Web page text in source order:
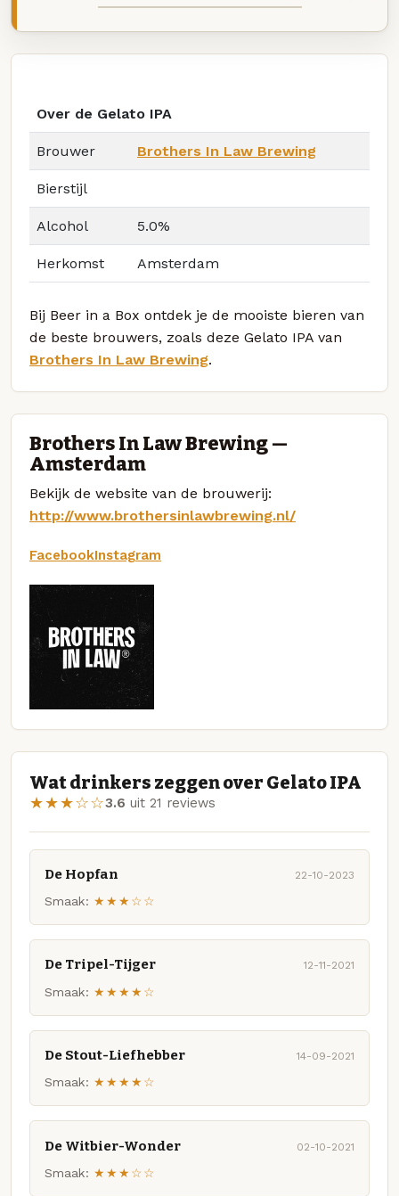
Over de Gelato IPA
Brouwer Brothers In Law Brewing
Bierstijl
Alcohol 5.0%
Herkomst Amsterdam
Bij Beer in a Box ontdek je de mooiste bieren van
de beste brouwers, zoals deze Gelato IPA van
Brothers In Law Brewing.
Brothers In Law Brewing —
Amsterdam
Bekijk de website van de brouwerij:
http://www.brothersinlawbrewing.nl/
FacebookInstagram
Wat drinkers zeggen over Gelato IPA
★★★☆☆3.6 uit 21 reviews
De Hopfan 22-10-2023
Smaak: ★★★☆☆
De Tripel-Tijger 12-11-2021
Smaak: ★★★★☆
De Stout-Liefhebber 14-09-2021
Smaak: ★★★★☆
De Witbier-Wonder 02-10-2021
Smaak: ★★★☆☆